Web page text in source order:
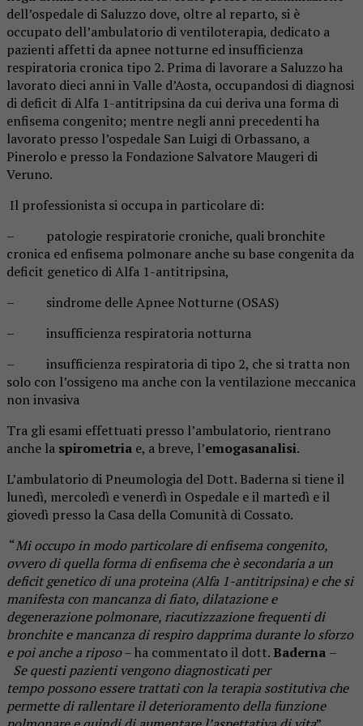
dell’ospedale di Saluzzo dove, oltre al reparto, si è
occupato dell’ambulatorio di ventiloterapia, dedicato a
pazienti affetti da apnee notturne ed insufficienza
respiratoria cronica tipo 2. Prima di lavorare a Saluzzo ha
lavorato dieci anni in Valle d’Aosta, occupandosi di diagnosi
di deficit di Alfa 1-antitripsina da cui deriva una forma di
enfisema congenito; mentre negli anni precedenti ha
lavorato presso l’ospedale San Luigi di Orbassano, a
Pinerolo e presso la Fondazione Salvatore Maugeri di
Veruno.
Il professionista si occupa in particolare di:
– patologie respiratorie croniche, quali bronchite
cronica ed enfisema polmonare anche su base congenita da
deficit genetico di Alfa 1-antitripsina,
– sindrome delle Apnee Notturne (OSAS)
– insufficienza respiratoria notturna
– insufficienza respiratoria di tipo 2, che si tratta non
solo con l’ossigeno ma anche con la ventilazione meccanica
non invasiva
Tra gli esami effettuati presso l’ambulatorio, rientrano
anche la spirometria e, a breve, l’emogasanalisi.
L’ambulatorio di Pneumologia del Dott. Baderna si tiene il
lunedì, mercoledì e venerdì in Ospedale e il martedì e il
giovedì presso la Casa della Comunità di Cossato.
“Mi occupo in modo particolare di enfisema congenito,
ovvero di quella forma di enfisema che è secondaria a un
deficit genetico di una proteina (Alfa 1-antitripsina) e che si
manifesta con mancanza di fiato, dilatazione e
degenerazione polmonare, riacutizzazione frequenti di
bronchite e mancanza di respiro dapprima durante lo sforzo
e poi anche a riposo– ha commentato il dott. Baderna –
Se questi pazienti vengono diagnosticati per
tempo possono essere trattati con la terapia sostitutiva che
permette di rallentare il deterioramento della funzione